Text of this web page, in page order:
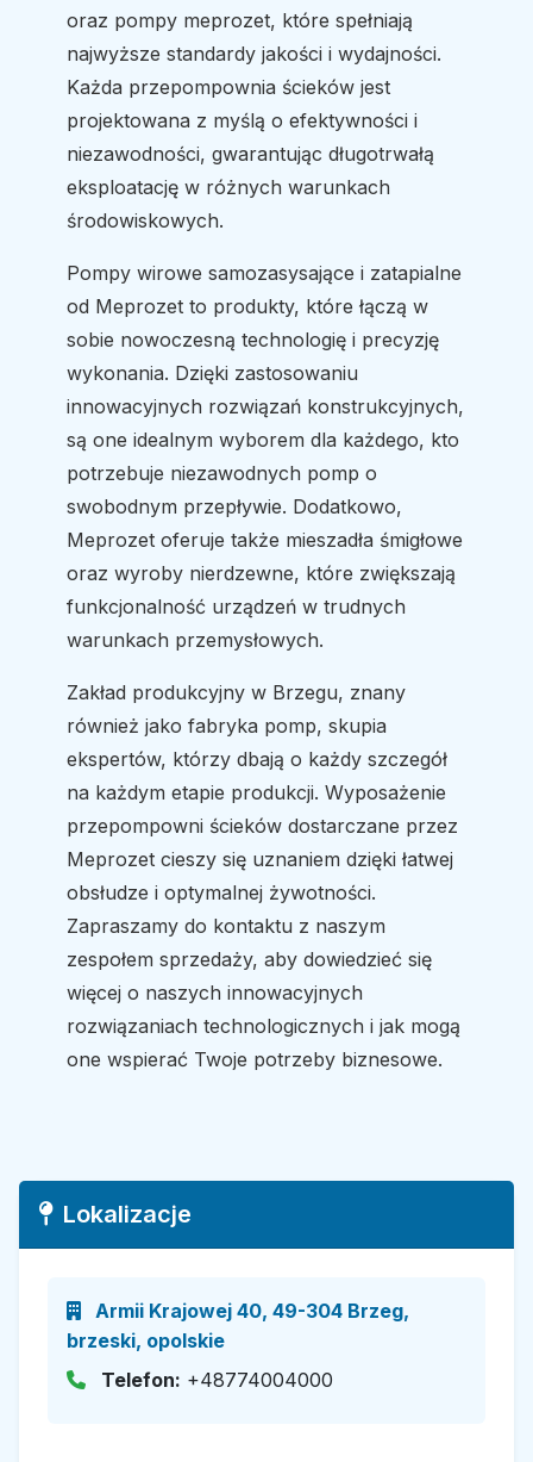
oraz pompy meprozet, które spełniają
najwyższe standardy jakości i wydajności.
Każda przepompownia ścieków jest
projektowana z myślą o efektywności i
niezawodności, gwarantując długotrwałą
eksploatację w różnych warunkach
środowiskowych.
Pompy wirowe samozasysające i zatapialne
od Meprozet to produkty, które łączą w
sobie nowoczesną technologię i precyzję
wykonania. Dzięki zastosowaniu
innowacyjnych rozwiązań konstrukcyjnych,
są one idealnym wyborem dla każdego, kto
potrzebuje niezawodnych pomp o
swobodnym przepływie. Dodatkowo,
Meprozet oferuje także mieszadła śmigłowe
oraz wyroby nierdzewne, które zwiększają
funkcjonalność urządzeń w trudnych
warunkach przemysłowych.
Zakład produkcyjny w Brzegu, znany
również jako fabryka pomp, skupia
ekspertów, którzy dbają o każdy szczegół
na każdym etapie produkcji. Wyposażenie
przepompowni ścieków dostarczane przez
Meprozet cieszy się uznaniem dzięki łatwej
obsłudze i optymalnej żywotności.
Zapraszamy do kontaktu z naszym
zespołem sprzedaży, aby dowiedzieć się
więcej o naszych innowacyjnych
rozwiązaniach technologicznych i jak mogą
one wspierać Twoje potrzeby biznesowe.
Lokalizacje
Armii Krajowej 40, 49-304 Brzeg,
brzeski, opolskie
Telefon: +48774004000